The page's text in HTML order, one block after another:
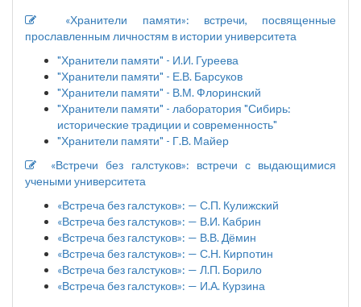
«Хранители памяти»: встречи, посвященные
прославленным личностям в истории университета
"Хранители памяти" - И.И. Гуреева
"Хранители памяти" - Е.В. Барсуков
"Хранители памяти" - В.М. Флоринский
"Хранители памяти" - лаборатория "Сибирь:
исторические традиции и современность"
"Хранители памяти" - Г.В. Майер
«Встречи без галстуков»: встречи с выдающимися
учеными университета
«Встреча без галстуков»: — С.П. Кулижский
«Встреча без галстуков»: — В.И. Кабрин
«Встреча без галстуков»: — В.В. Дёмин
«Встреча без галстуков»: — С.Н. Кирпотин
«Встреча без галстуков»: — Л.П. Борило
«Встреча без галстуков»: — И.А. Курзина